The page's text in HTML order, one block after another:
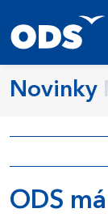
Novinky
ODS